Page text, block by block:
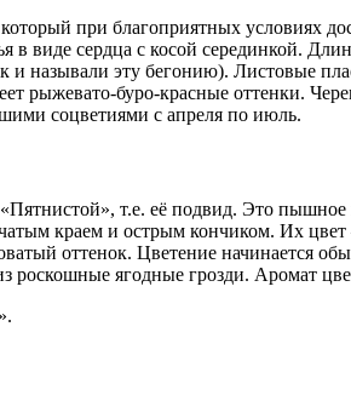
при благоприятных условиях
виде сердца с косой серединкой.
и называли эту бегонию). Листовые
рыжевато-буро-красные оттенки.
соцветиями с апреля по июль.
т.е. её подвид. Это
краем и острым кончиком. Их
оттенок. Цветение начинается
роскошные ягодные грозди. Аромат